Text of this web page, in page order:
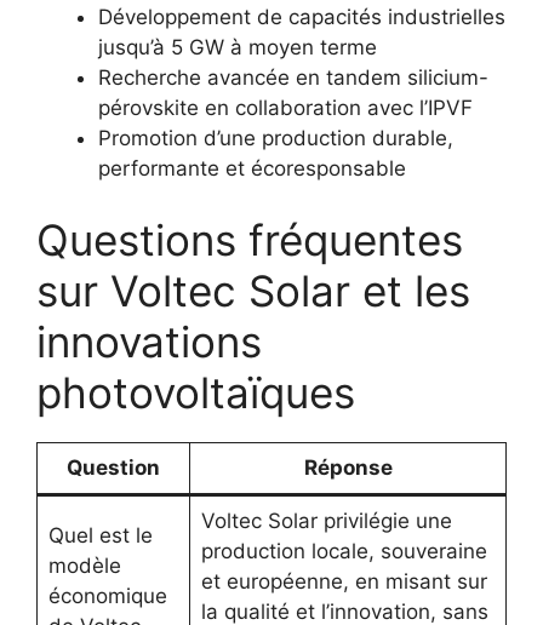
Développement de capacités industrielles
jusqu’à 5 GW à moyen terme
Recherche avancée en tandem silicium-
pérovskite en collaboration avec l’IPVF
Promotion d’une production durable,
performante et écoresponsable
Questions fréquentes
sur Voltec Solar et les
innovations
photovoltaïques
Question Réponse
Quel est le
modèle
économique
Voltec Solar privilégie une
production locale, souveraine
et européenne, en misant sur
la qualité et l’innovation, sans